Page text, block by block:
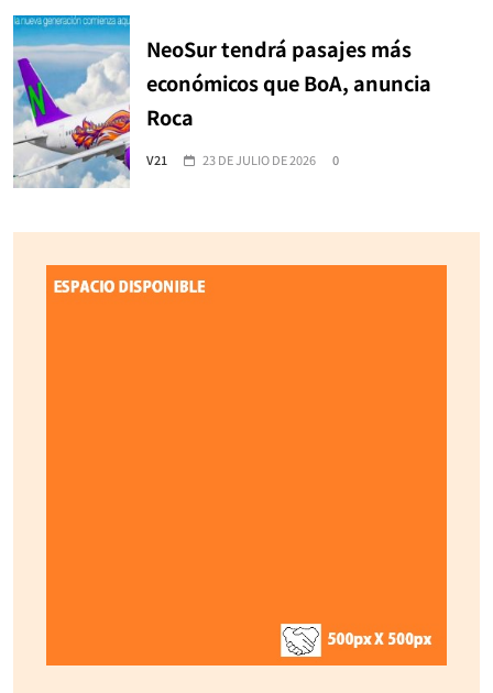
NeoSur tendrá pasajes más
económicos que BoA, anuncia
Roca
V21 23 DE JULIO DE 2026 0